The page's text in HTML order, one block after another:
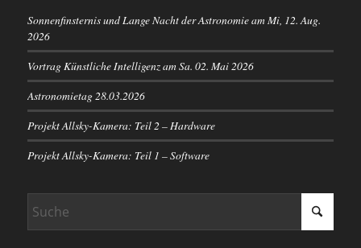
Sonnenfinsternis und Lange Nacht der Astronomie am Mi, 12. Aug.
2026
Vortrag Künstliche Intelligenz am Sa. 02. Mai 2026
Astronomietag 28.03.2026
Projekt Allsky-Kamera: Teil 2 – Hardware
Projekt Allsky-Kamera: Teil 1 – Software